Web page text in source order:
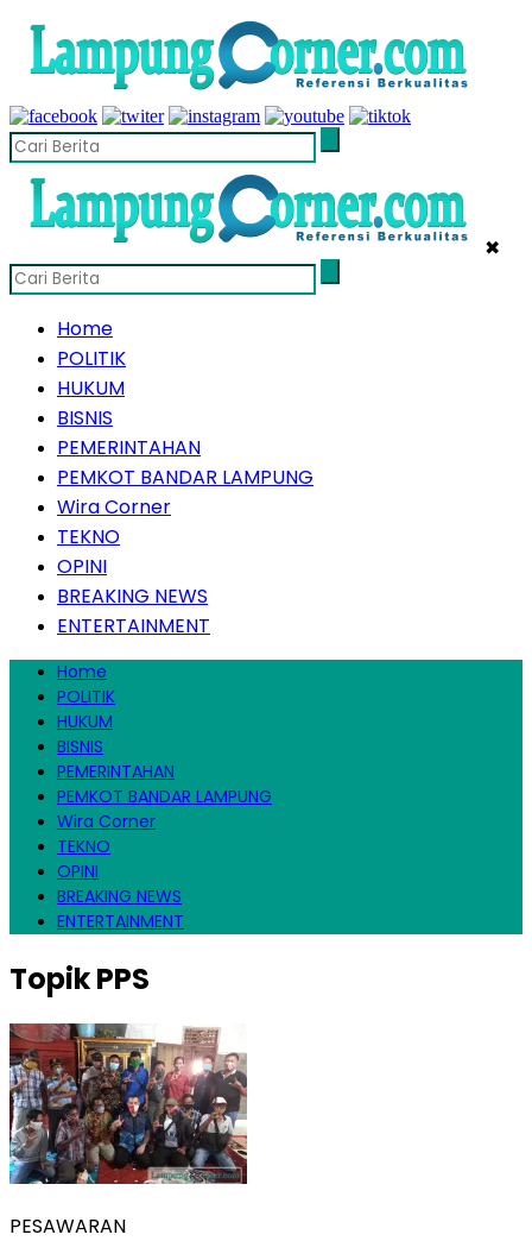
✖
Home
POLITIK
HUKUM
BISNIS
PEMERINTAHAN
PEMKOT BANDAR LAMPUNG
Wira Corner
TEKNO
OPINI
BREAKING NEWS
ENTERTAINMENT
Home
POLITIK
HUKUM
BISNIS
PEMERINTAHAN
PEMKOT BANDAR LAMPUNG
Wira Corner
TEKNO
OPINI
BREAKING NEWS
ENTERTAINMENT
TopikPPS
PESAWARAN